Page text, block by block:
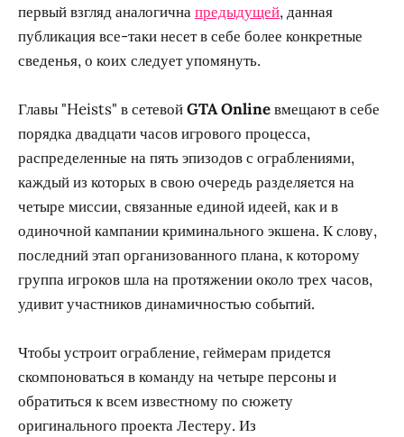
первый взгляд аналогичнапредыдущей, данная
публикация все-таки несет в себе более конкретные
сведенья, о коих следует упомянуть.
Главы "Heists" в сетевойGTA Onlineвмещают в себе
порядка двадцати часов игрового процесса,
распределенные на пять эпизодов с ограблениями,
каждый из которых в свою очередь разделяется на
четыре миссии, связанные единой идеей, как и в
одиночной кампании криминального экшена. К слову,
последний этап организованного плана, к которому
группа игроков шла на протяжении около трех часов,
удивит участников динамичностью событий.
Чтобы устроит ограбление, геймерам придется
скомпоноваться в команду на четыре персоны и
обратиться к всем известному по сюжету
оригинального проекта Лестеру. Из